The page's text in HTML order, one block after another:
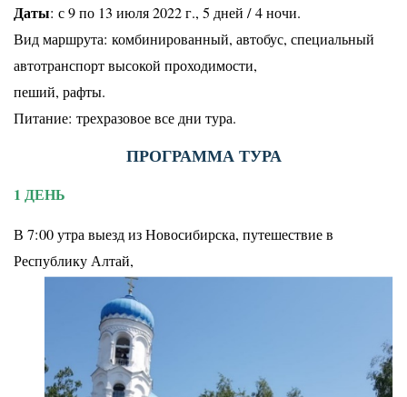
Даты: с 9 по 13 июля 2022 г., 5 дней / 4 ночи.
Вид маршрута: комбинированный, автобус, специальный
автотранспорт высокой проходимости,
пеший, рафты.
Питание: трехразовое все дни тура.
ПРОГРАММА ТУРА
1 ДЕНЬ
В 7:00 утра выезд из Новосибирска, путешествие в
Республику Алтай,